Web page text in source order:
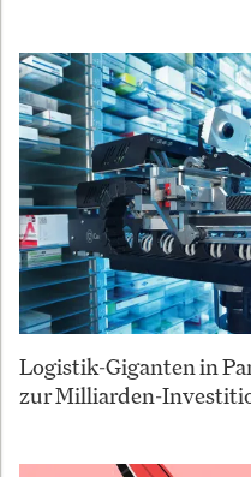
Logistik-Giganten in
zur Milliarden-